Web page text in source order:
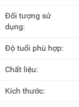
Đối tượng sử
dụng:
Độ tuổi phù hợp:
Chất liệu:
Kích thước: